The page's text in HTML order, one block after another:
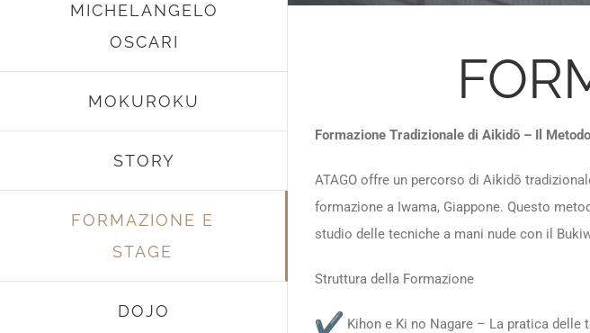
MICHELANGELO
OSCARI
MOKUROKU
STORY
FORMAZIONE E
STAGE
DOJO
Formazione Tradizionale di Aikidō – Il
ATAGO offre un percorso di Aikidō
formazione a Iwama, Giappone. Questo
studio delle tecniche a mani nude con il
Struttura della Formazione
Kihon e Ki no Nagare – La pratica